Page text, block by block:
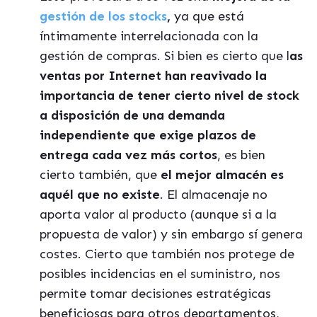
gestión de los stocks, ya que está
íntimamente interrelacionada con la
gestión de compras. Si bien es cierto que las
ventas por Internet han reavivado la
importancia de tener cierto nivel de stock
a disposición de una demanda
independiente que exige plazos de
entrega cada vez más cortos, es bien
cierto también, que el mejor almacén es
aquél que no existe. El almacenaje no
aporta valor al producto (aunque si a la
propuesta de valor) y sin embargo sí genera
costes. Cierto que también nos protege de
posibles incidencias en el suministro, nos
permite tomar decisiones estratégicas
beneficiosas para otros departamentos,